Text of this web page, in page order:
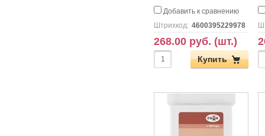
Добавить к сравнению
Штрихкод: 4600395229978
268.00 руб. (шт.)
Купить